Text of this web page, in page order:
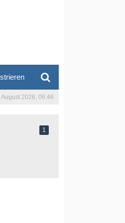
August 2026, 06:46
1